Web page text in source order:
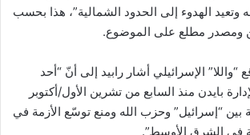
وتعيد الهدوء إلى الحدود الشمالية”، هذا بحسب
ومصدر مطلع على الموضوع.
الإسرائيلي أشار رابيد إلى أنّ “أحد
بايدن منذ السابع من تشرين الأول/أكتوبر
“إسرائيل” وحزب الله ومنع توسّع الأزمة في
في الشرق الأوسط”.